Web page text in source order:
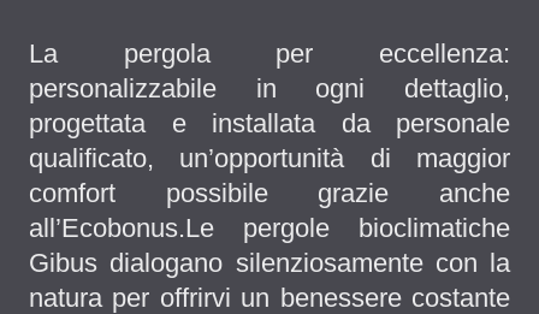
La pergola per eccellenza:
personalizzabile in ogni dettaglio,
progettata e installata da personale
qualificato, un’opportunità di maggior
comfort possibile grazie anche
all’Ecobonus.Le pergole bioclimatiche
Gibus dialogano silenziosamente con la
natura per offrirvi un benessere costante